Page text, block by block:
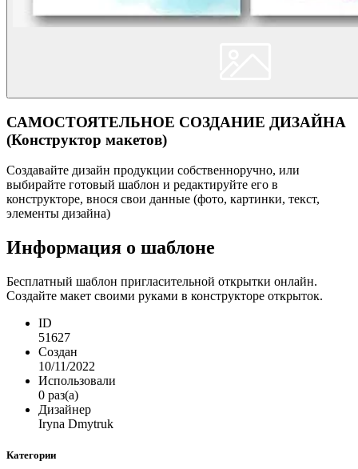
САМОСТОЯТЕЛЬНОЕ СОЗДАНИЕ ДИЗАЙНА
(Конструктор макетов)
Создавайте дизайн продукции собственноручно, или
выбирайте готовый шаблон и редактируйте его в
конструкторе, внося свои данные (фото, картинки, текст,
элементы дизайна)
Информация о шаблоне
Бесплатный шаблон пригласительной открытки онлайн.
Создайте макет своими руками в конструкторе открыток.
ID
51627
Создан
10/11/2022
Использовали
0 раз(а)
Дизайнер
Iryna Dmytruk
Категории